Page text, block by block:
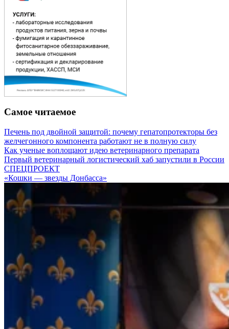
Самое читаемое
Печень под двойной защитой: почему гепатопротекторы без
желчегонного компонента работают не в полную силу
Как ученые воплощают идею ветеринарного препарата
Первый ветеринарный логистический хаб запустили в России
СПЕЦПРОЕКТ
«Кошки — звезды Донбасса»